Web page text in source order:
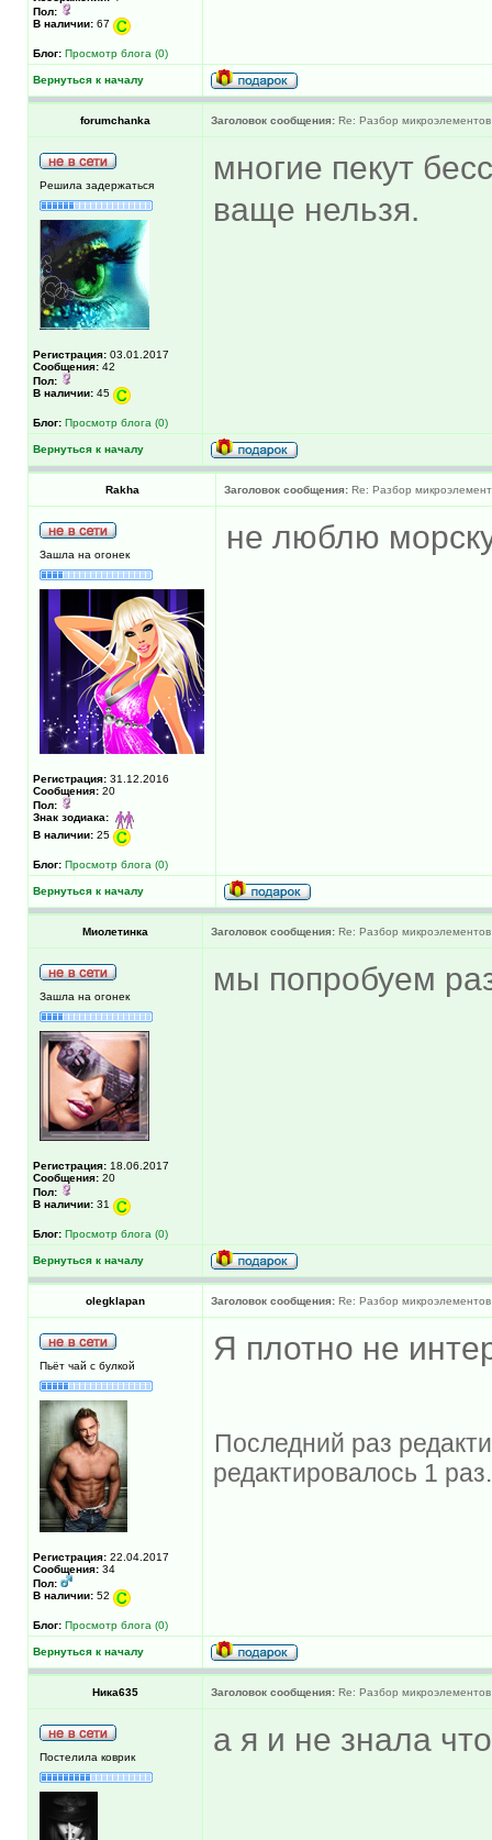
Пол:
В наличии: 67
Блог: Просмотр блога (0)
Вернуться к началу
forumchanka Заголовок сообщения: Re: Разбор микроэлементов
Решила задержаться
Регистрация: 03.01.2017
Сообщения: 42
Пол:
В наличии: 45
Блог: Просмотр блога (0)
многие пекут
ваще нельзя.
Вернуться к началу
Rakha Заголовок сообщения: Re: Разбор
Зашла на огонек
Регистрация: 31.12.2016
Сообщения: 20
Пол:
Знак зодиака:
В наличии: 25
Блог: Просмотр блога (0)
не люблю
Вернуться к началу
Миолетинка Заголовок сообщения: Re: Разбор микроэлементов
Зашла на огонек
Регистрация: 18.06.2017
Сообщения: 20
Пол:
В наличии: 31
Блог: Просмотр блога (0)
мы попробуем
Вернуться к началу
olegklapan Заголовок сообщения: Re: Разбор микроэлементов
Пьёт чай с булкой
Регистрация: 22.04.2017
Сообщения: 34
Пол:
В наличии: 52
Блог: Просмотр блога (0)
Я плотно не
Последний раз
редактировалось 1 раз.
Вернуться к началу
Ника635 Заголовок сообщения: Re: Разбор микроэлементов
Постелила коврик а я и не знала